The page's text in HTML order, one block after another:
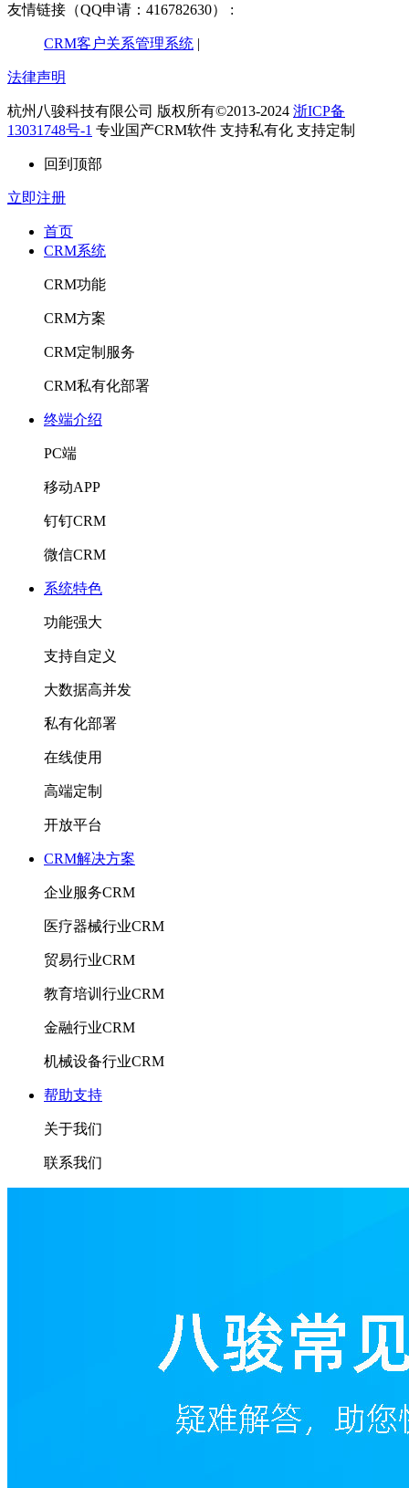
友情链接（QQ申请：416782630） :
CRM客户关系管理系统 |
法律声明
杭州八骏科技有限公司 版权所有©2013-2024 浙ICP备
13031748号-1 专业国产CRM软件 支持私有化 支持定制
回到顶部
立即注册
首页
CRM系统
CRM功能
CRM方案
CRM定制服务
CRM私有化部署
终端介绍
PC端
移动APP
钉钉CRM
微信CRM
系统特色
功能强大
支持自定义
大数据高并发
私有化部署
在线使用
高端定制
开放平台
CRM解决方案
企业服务CRM
医疗器械行业CRM
贸易行业CRM
教育培训行业CRM
金融行业CRM
机械设备行业CRM
帮助支持
关于我们
联系我们